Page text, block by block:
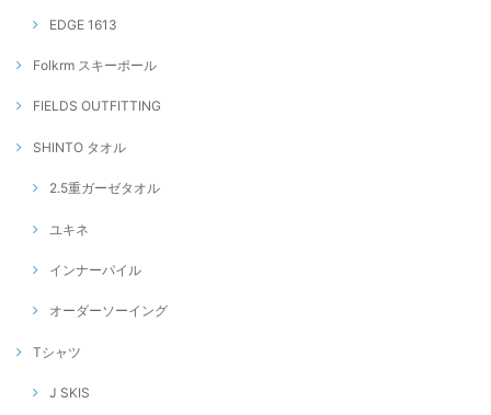
EDGE 1613
Folkrm スキーポール
FIELDS OUTFITTING
SHINTO タオル
2.5重ガーゼタオル
ユキネ
インナーパイル
オーダーソーイング
Tシャツ
J SKIS